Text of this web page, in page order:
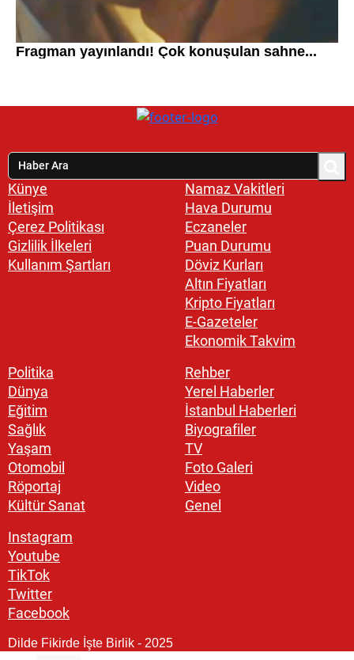
Künye
İletişim
Çerez Politikası
Gizlilik İlkeleri
Kullanım Şartları
Namaz Vakitleri
Hava Durumu
Eczaneler
Puan Durumu
Döviz Kurları
Altın Fiyatları
Kripto Fiyatları
E-Gazeteler
Ekonomik Takvim
Politika
Dünya
Eğitim
Sağlık
Yaşam
Otomobil
Röportaj
Kültür Sanat
Rehber
Yerel Haberler
İstanbul Haberleri
Biyografiler
TV
Foto Galeri
Video
Genel
Instagram
Youtube
TikTok
Twitter
Facebook
Dilde Fikirde İşte Birlik - 2025